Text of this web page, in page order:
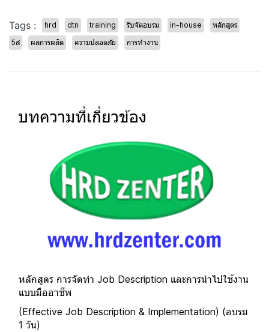
Tags : hrd dtn training รับจัดอบรม in-house
หลักสูตร
5ส
ผลการผลิต ความปลอดภัย การทำงาน
บทความที่เกี่ยวข้อง
หลักสูตร การจัดทำ Job Description และการนำไปใช้งาน
แบบมืออาชีพ
(Effective Job Description & Implementation) (อบรม
1 วัน)